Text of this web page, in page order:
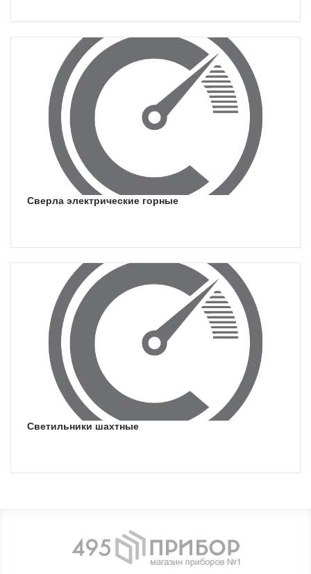
сверла электрические горные
светильники шахтные